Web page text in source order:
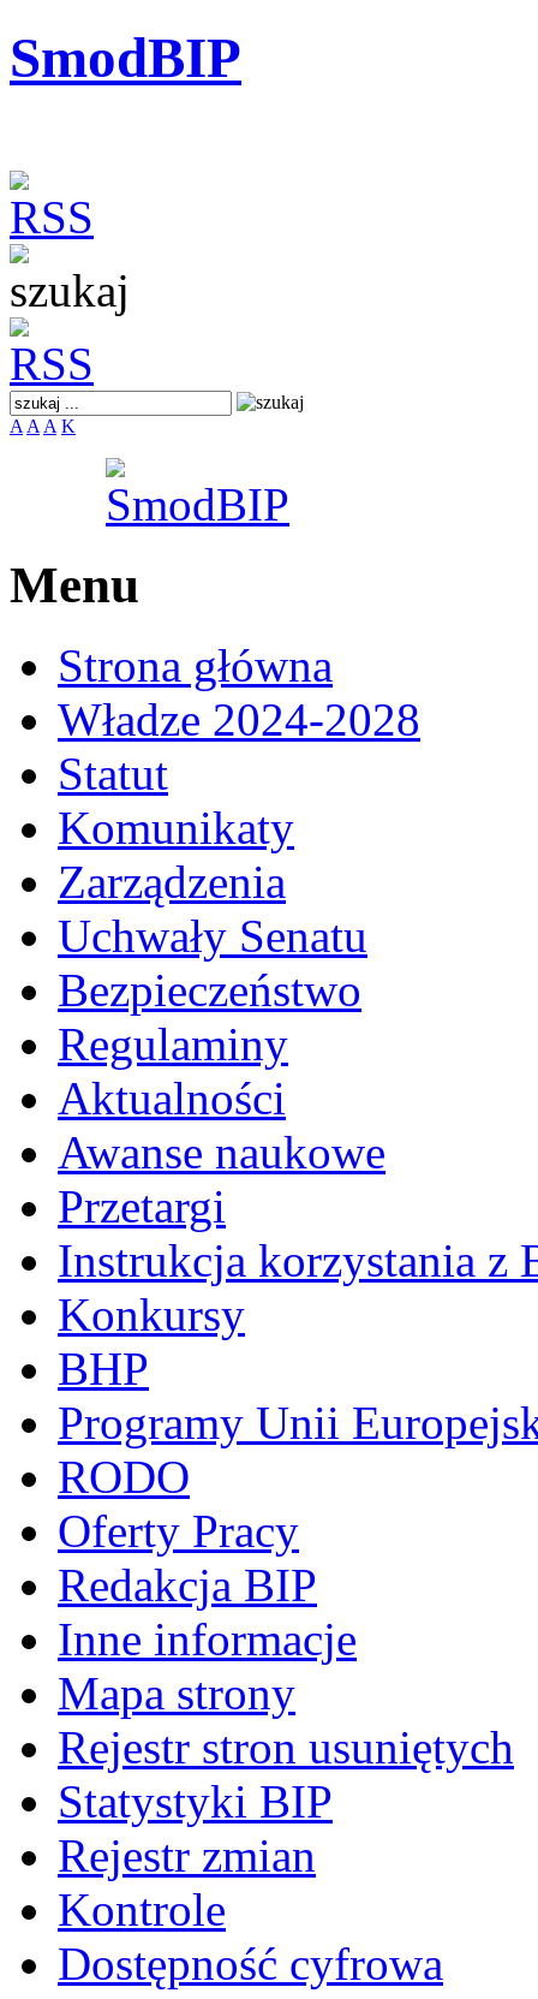
SmodBIP
A A A K
Menu
Strona główna
Władze 2024-2028
Statut
Komunikaty
Zarządzenia
Uchwały Senatu
Bezpieczeństwo
Regulaminy
Aktualności
Awanse naukowe
Przetargi
Instrukcja korzystania z
Konkursy
BHP
Programy Unii
RODO
Oferty Pracy
Redakcja BIP
Inne informacje
Mapa strony
Rejestr stron usuniętych
Statystyki BIP
Rejestr zmian
Kontrole
Dostępność cyfrowa